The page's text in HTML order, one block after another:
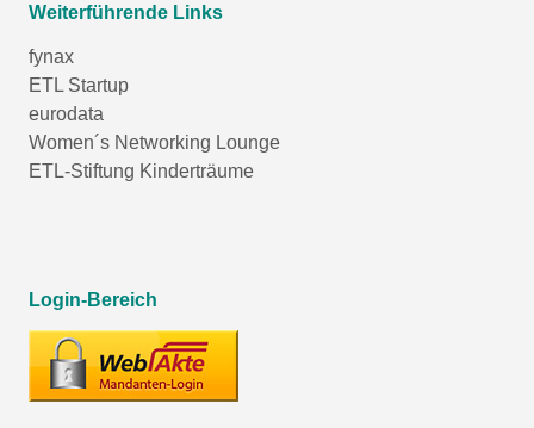
Weiterführende Links
fynax
ETL Startup
eurodata
Women´s Networking Lounge
ETL-Stiftung Kinderträume
Login-Bereich